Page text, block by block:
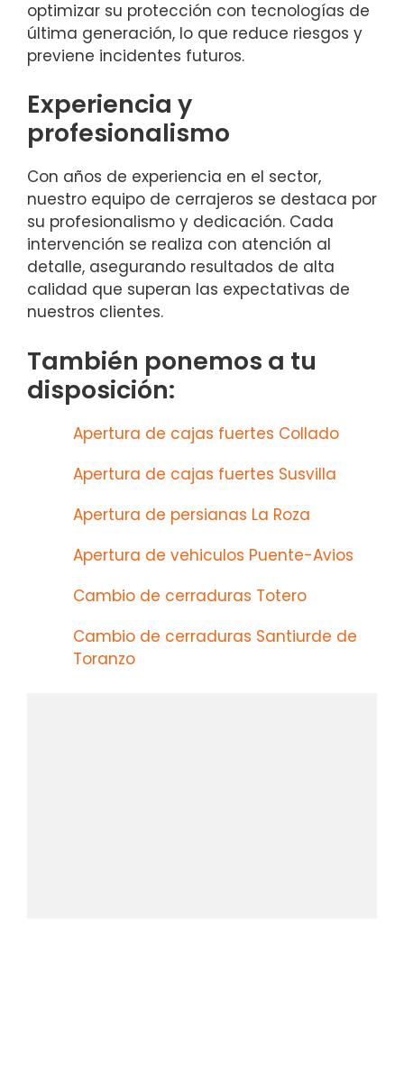
optimizar su protección con tecnologías de
última generación, lo que reduce riesgos y
previene incidentes futuros.
Experiencia y
profesionalismo
Con años de experiencia en el sector,
nuestro equipo de cerrajeros se destaca por
su profesionalismo y dedicación. Cada
intervención se realiza con atención al
detalle, asegurando resultados de alta
calidad que superan las expectativas de
nuestros clientes.
También ponemos a tu
disposición:
Apertura de cajas fuertes Collado
Apertura de cajas fuertes Susvilla
Apertura de persianas La Roza
Apertura de vehiculos Puente-Avios
Cambio de cerraduras Totero
Cambio de cerraduras Santiurde de
Toranzo